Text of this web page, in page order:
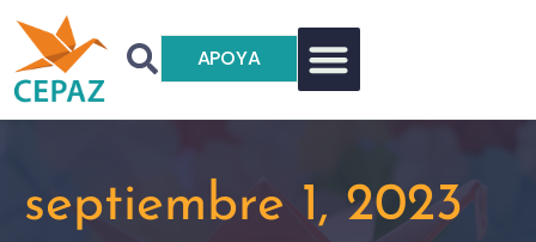
APOYA
septiembre 1, 2023